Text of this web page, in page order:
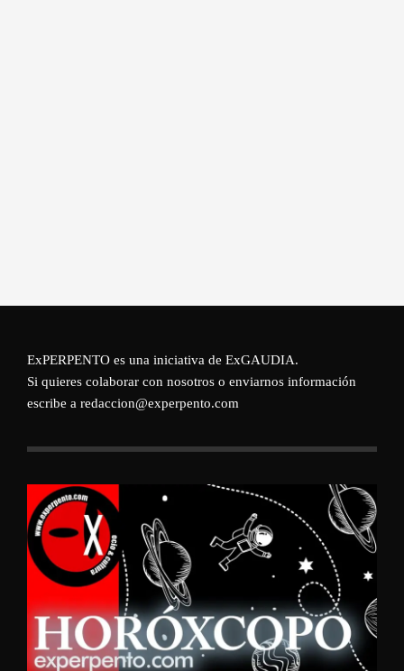
ExPERPENTO es una iniciativa de ExGAUDIA.
Si quieres colaborar con nosotros o enviarnos información
escribe a redaccion@experpento.com